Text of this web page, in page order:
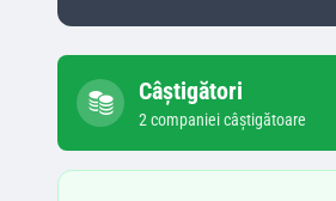
Câștigători
2 companieicâștigătoare